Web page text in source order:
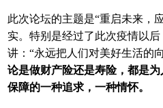
此次论坛的主题是“重启未来，
实。特别是经过了此次疫情以
讲：“永远把人们对美好生活的
论是做财产险还是寿险，都是
保障的一种追求，一种情怀。